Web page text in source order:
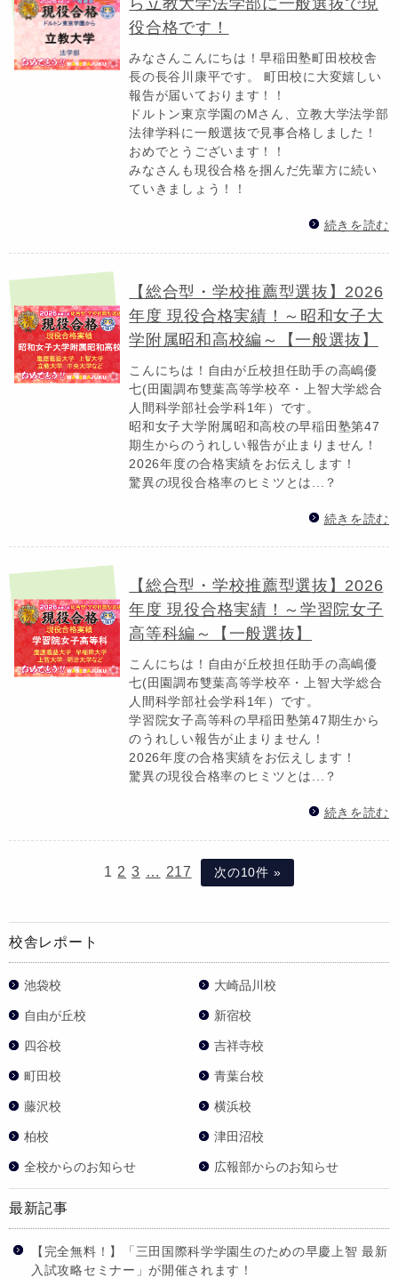
役合格です！
みなさんこんにちは！早稲田塾町田校校舎
長の長谷川康平です。 町田校に大変嬉しい
報告が届いております！！
ドルトン東京学園のMさん、立教大学法学部
法律学科に一般選抜で見事合格しました！
おめでとうございます！！
みなさんも現役合格を掴んだ先輩方に続い
ていきましょう！！
続きを読む
【総合型・学校推薦型選抜】2026
年度 現役合格実績！～昭和女子大
学附属昭和高校編～【一般選抜】
こんにちは！自由が丘校担任助手の高嶋優
七(田園調布雙葉高等学校卒・上智大学総合
人間科学部社会学科1年）です。
昭和女子大学附属昭和高校の早稲田塾第47
期生からのうれしい報告が止まりません！
2026年度の合格実績をお伝えします！
驚異の現役合格率のヒミツとは...？
続きを読む
【総合型・学校推薦型選抜】2026
年度 現役合格実績！～学習院女子
高等科編～【一般選抜】
こんにちは！自由が丘校担任助手の高嶋優
七(田園調布雙葉高等学校卒・上智大学総合
人間科学部社会学科1年）です。
学習院女子高等科の早稲田塾第47期生から
のうれしい報告が止まりません！
2026年度の合格実績をお伝えします！
驚異の現役合格率のヒミツとは...？
続きを読む
1 2 3 … 217 次の10件 »
校舎レポート
池袋校 大崎品川校
自由が丘校 新宿校
四谷校 吉祥寺校
町田校 青葉台校
藤沢校 横浜校
柏校 津田沼校
全校からのお知らせ 広報部からのお知らせ
最新記事
【完全無料！】「三田国際科学学園生のための早慶上智 最新
入試攻略セミナー」が開催されます！